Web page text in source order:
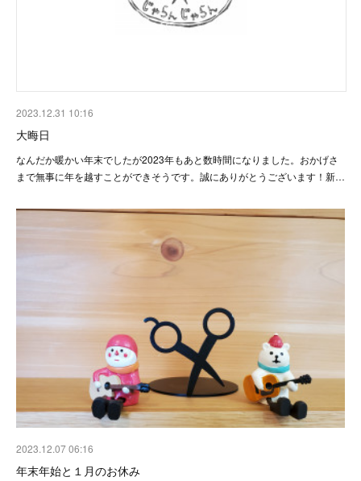
2023.12.31 10:16
大晦日
なんだか暖かい年末でしたが2023年もあと数時間になりました。おかげさ
まで無事に年を越すことができそうです。誠にありがとうございます！新…
2023.12.07 06:16
年末年始と１月のお休み